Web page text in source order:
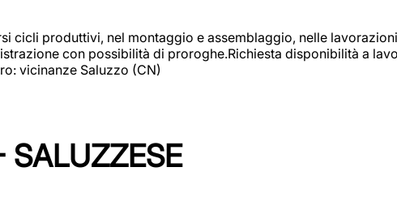
cicli produttivi, nel montaggio e assemblaggio, nelle
con possibilità di proroghe.Richiesta disponibilità a
vicinanze Saluzzo (CN)
SALUZZESE